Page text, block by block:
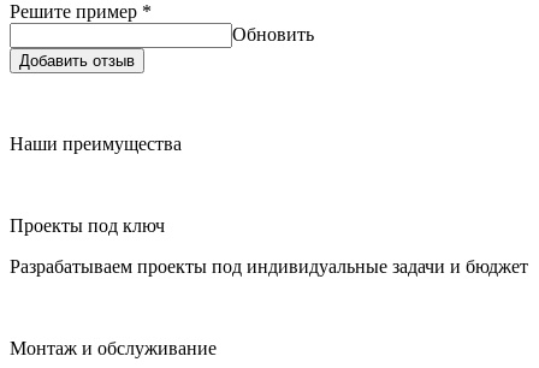
Решите пример *
Обновить
Добавить отзыв
Наши преимущества
Проекты под ключ
Разрабатываем проекты под индивидуальные задачи и бюджет
Монтаж и обслуживание